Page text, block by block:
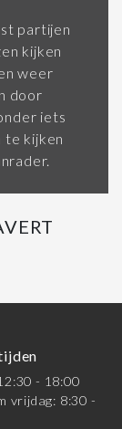
partijen
kijken
weer
door
iets
te kijken
- 18:00
vrijdag: 8:30 -